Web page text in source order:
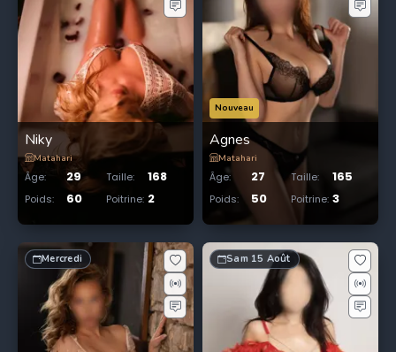
Niky
Matahari
Âge: 29 Taille: 168
Poids: 60 Poitrine: 2
Nouveau
Agnes
Matahari
Âge: 27 Taille: 165
Poids: 50 Poitrine: 3
Mercredi Sam 15 Août